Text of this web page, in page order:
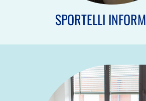
SPORTELLI